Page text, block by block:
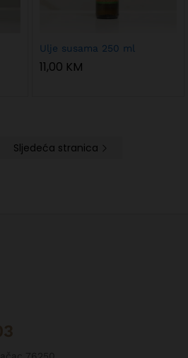
Ulje susama 250 ml
11,00 KM
Sljedeća stranica